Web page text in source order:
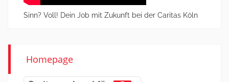
Sinn? Voll! Dein Job mit Zukunft bei der Caritas Köln
Homepage